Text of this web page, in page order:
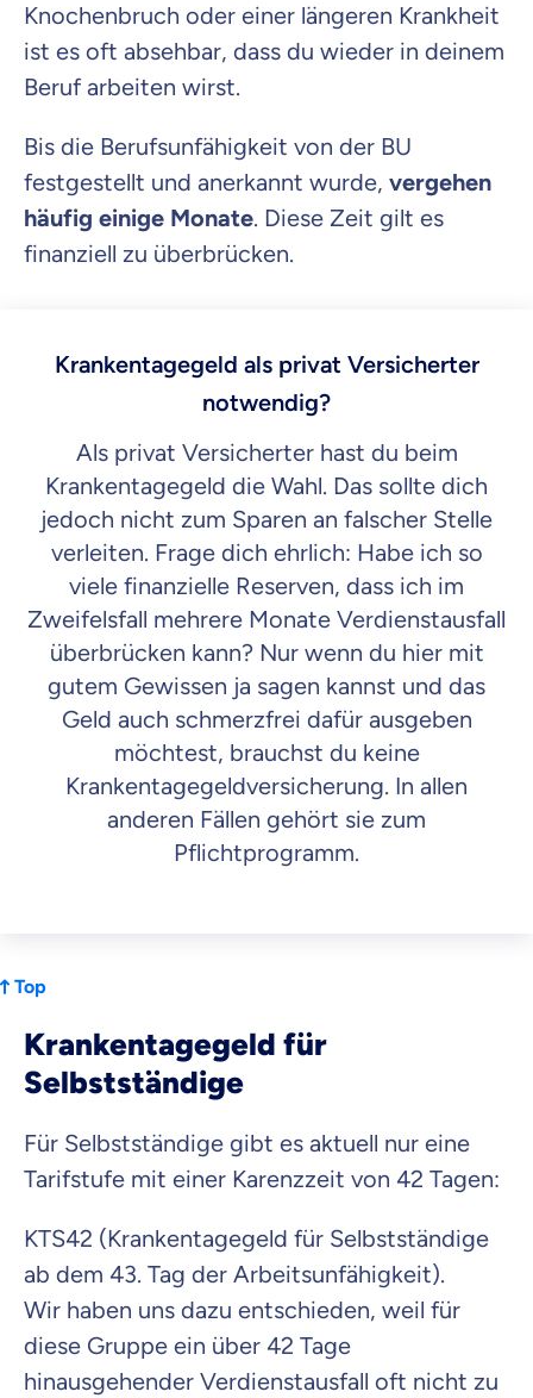
Knochenbruch oder einer längeren Krankheit
ist es oft absehbar, dass du wieder in deinem
Beruf arbeiten wirst.
Bis die Berufsunfähigkeit von der BU
festgestellt und anerkannt wurde, vergehen
häufig einige Monate. Diese Zeit gilt es
finanziell zu überbrücken.
Krankentagegeld als privat Versicherter
notwendig?
Als privat Versicherter hast du beim
Krankentagegeld die Wahl. Das sollte dich
jedoch nicht zum Sparen an falscher Stelle
verleiten. Frage dich ehrlich: Habe ich so
viele finanzielle Reserven, dass ich im
Zweifelsfall mehrere Monate Verdienstausfall
überbrücken kann? Nur wenn du hier mit
gutem Gewissen ja sagen kannst und das
Geld auch schmerzfrei dafür ausgeben
möchtest, brauchst du keine
Krankentagegeldversicherung. In allen
anderen Fällen gehört sie zum
Pflichtprogramm.
Top
Krankentagegeld für
Selbstständige
Für Selbstständige gibt es aktuell nur eine
Tarifstufe mit einer Karenzzeit von 42 Tagen:
KTS42 (Krankentagegeld für Selbstständige
ab dem 43. Tag der Arbeitsunfähigkeit).
Wir haben uns dazu entschieden, weil für
diese Gruppe ein über 42 Tage
hinausgehender Verdienstausfall oft nicht zu